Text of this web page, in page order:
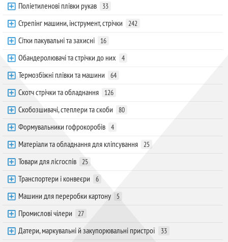
Поліетиленові плівки рукав 33
Стрепінг машини, інструмент, стрічки 242
Сітки пакувальні та захисні 16
Обандеролювачі та стрічки до них 4
Термозбіжні плівки та машини 64
Скотч стрічки та обладнання 126
Скобозшивачі, степлери та скоби 80
Формувальники гофрокоробів 4
Матеріали та обладнання для кліпсування 25
Товари для лісгоспів 25
Транспортери і конвеєри 6
Машини для переробки картону 5
Промислові чілери 27
Датери, маркувальні й закупорювальні пристрої 33